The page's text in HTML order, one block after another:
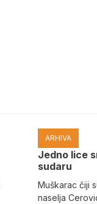
ARHIVA
Јedno lice
sudaru
Muškarac čiji
naselja